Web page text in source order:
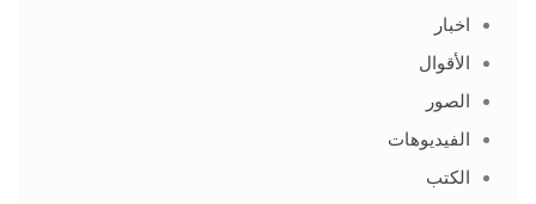
اخبار
الأقوال
الصور
الفيديوهات
الكتب